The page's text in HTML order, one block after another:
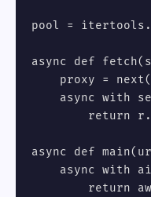
pool =
async def
proxy =
async with
return
async def
async with
return